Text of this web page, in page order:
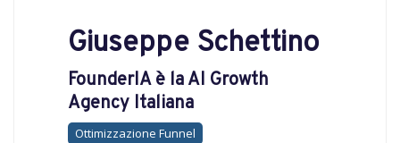
Giuseppe Schettino
FounderIA è la AI Growth
Agency Italiana
Ottimizzazione Funnel